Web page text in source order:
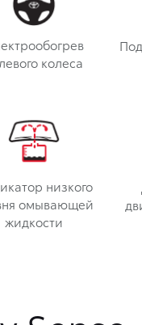
колеса
низкого
омывающей
жидкости